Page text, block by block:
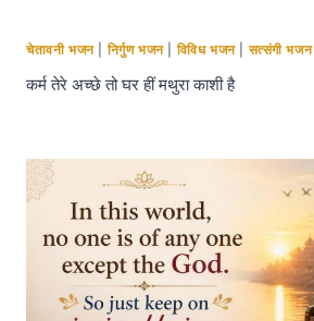
चेतावनी भजन|निर्गुण भजन|विविध भजन|सत्संगी भजन
कर्म तेरे अच्छे तो घर हीं मथुरा काशी है